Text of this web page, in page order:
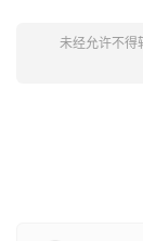
未经允许不得